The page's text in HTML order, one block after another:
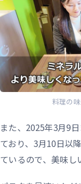
料理の
また、2025年3月9
ており、3月10日以
ているので、美味し